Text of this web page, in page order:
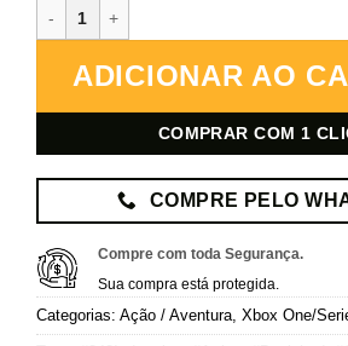
ADICIONAR AO
COMPRAR COM 1
COMPRE PELO
Compre com toda Segurança.
Sua compra está protegida.
Categorias: Ação / Aventura Xbox One/